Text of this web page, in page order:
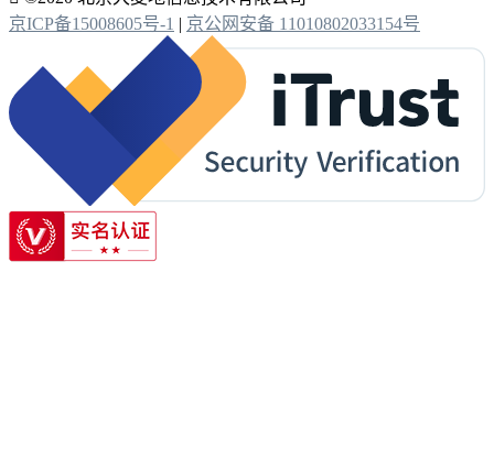
京ICP备15008605号-1 | 京公网安备 11010802033154号